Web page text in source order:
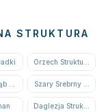
STRUKTURA
Orzech Struktura
MiodowySzary Srebrny
Daglezja Struktura